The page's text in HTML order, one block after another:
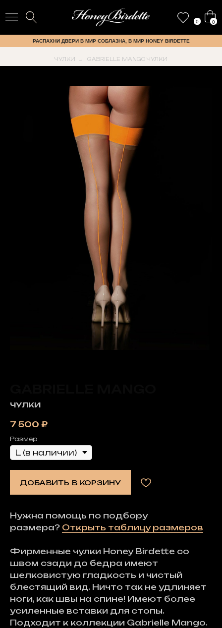
0 0
РАСПАХНИ ДВЕРИ В МИР СОБЛАЗНА, В МИР HONEY BIRDETTE
ЧУЛКИ → GABRIELLE MANGO ЧУЛКИ
ЧУЛКИ
7 500 ₽
Размер
ДОБАВИТЬ В КОРЗИНУ
Нужна помощь по подбору
размера? Открыть таблицу размеров
Фирменные чулки Honey Birdette со
швом сзади до бедра имеют
шелковистую гладкость и чистый
блестящий вид. Ничто так не удлиняет
ноги, как швы на спине! Имеют более
усиленные вставки для стопы.
Подходит к коллекции Gabrielle Mango.